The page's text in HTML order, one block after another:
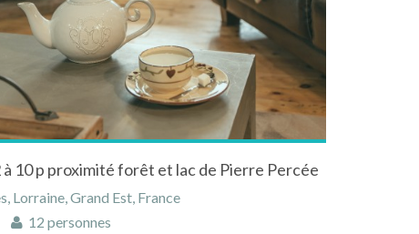
10 p proximité forêt et lac de Pierre Percée
Lorraine, Grand Est, France
12 personnes